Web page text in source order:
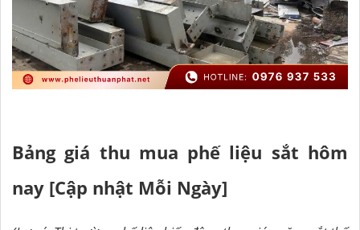
Bảng giá thu mua phế liệu sắt hôm
nay [Cập nhật Mỗi Ngày]